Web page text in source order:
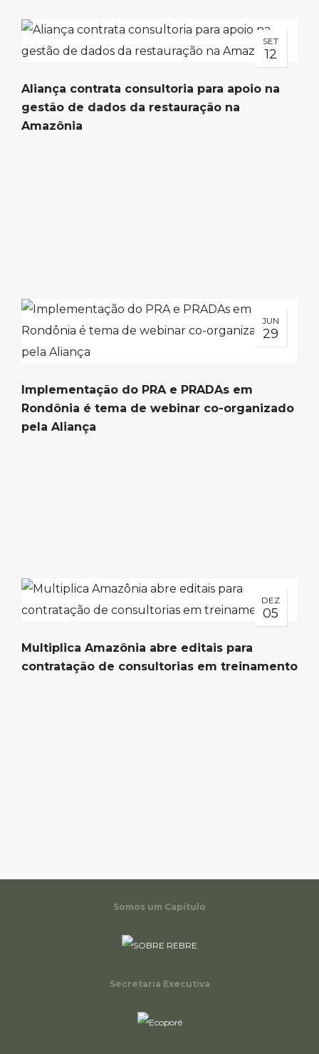
SET
12
Aliança contrata consultoria para apoio na
gestão de dados da restauração na
Amazônia
JUN
29
Implementação do PRA e PRADAs em
Rondônia é tema de webinar co-organizado
pela Aliança
DEZ
05
Multiplica Amazônia abre editais para
contratação de consultorias em treinamento
Somos um Capítulo
Secretaria Executiva